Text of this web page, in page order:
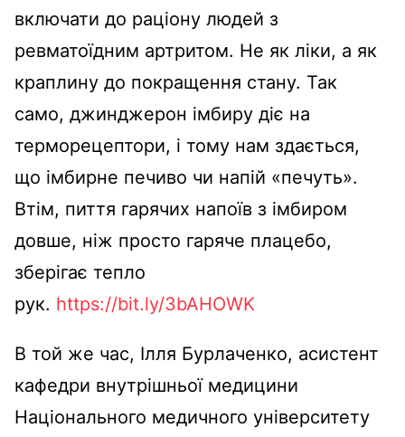
включати до раціону людей з
ревматоїдним артритом. Не як ліки, а як
краплину до покращення стану. Так
само, джинджерон імбиру діє на
терморецептори, і тому нам здається,
що імбирне печиво чи напій «печуть».
Втім, пиття гарячих напоїв з імбиром
довше, ніж просто гаряче плацебо,
зберігає тепло
рук. https://bit.ly/3bAHOWK
В той же час, Ілля Бурлаченко, асистент
кафедри внутрішньої медицини
Національного медичного університету